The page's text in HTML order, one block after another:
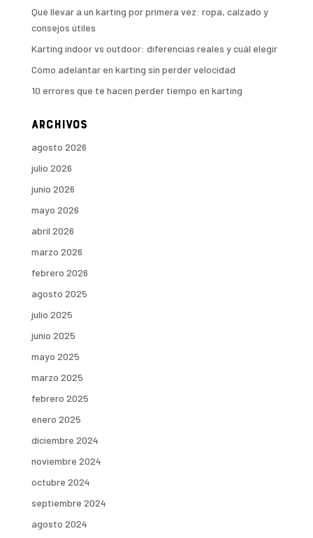
Qué llevar a un karting por primera vez: ropa, calzado y
consejos útiles
Karting indoor vs outdoor: diferencias reales y cuál elegir
Cómo adelantar en karting sin perder velocidad
10 errores que te hacen perder tiempo en karting
Archivos
agosto 2026
julio 2026
junio 2026
mayo 2026
abril 2026
marzo 2026
febrero 2026
agosto 2025
julio 2025
junio 2025
mayo 2025
marzo 2025
febrero 2025
enero 2025
diciembre 2024
noviembre 2024
octubre 2024
septiembre 2024
agosto 2024